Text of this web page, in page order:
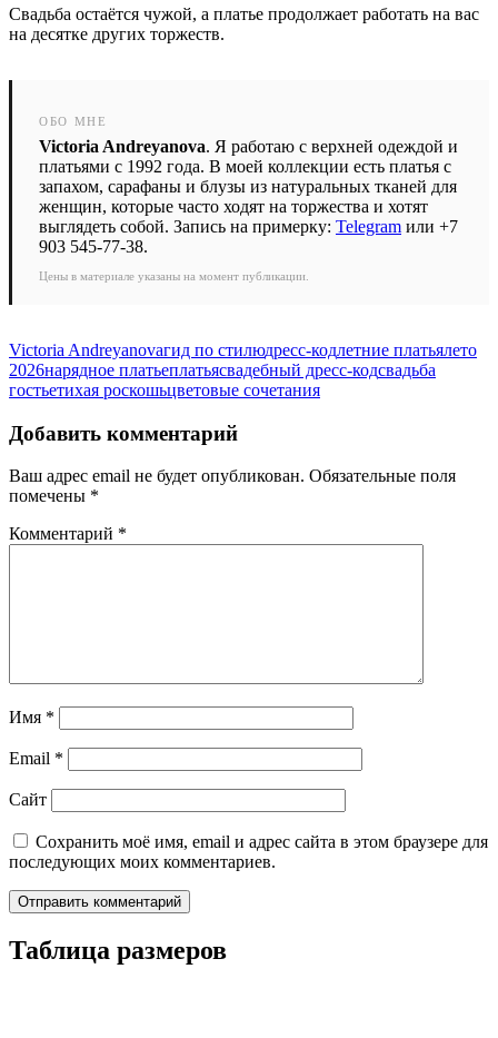
Свадьба остаётся чужой, а платье продолжает работать на вас
на десятке других торжеств.
ОБО МНЕ
Victoria Andreyanova. Я работаю с верхней одеждой и
платьями с 1992 года. В моей коллекции есть платья с
запахом, сарафаны и блузы из натуральных тканей для
женщин, которые часто ходят на торжества и хотят
выглядеть собой. Запись на примерку: Telegram или +7
903 545-77-38.
Цены в материале указаны на момент публикации.
Victoria Andreyanovaгид по стилюдресс-кодлетние платьялето
2026нарядное платьеплатьясвадебный дресс-кодсвадьба
гостьетихая роскошьцветовые сочетания
Добавить комментарий
Ваш адрес email не будет опубликован. Обязательные поля
помечены *
Комментарий *
Имя *
Email *
Сайт
Сохранить моё имя, email и адрес сайта в этом браузере для
последующих моих комментариев.
Таблица размеров